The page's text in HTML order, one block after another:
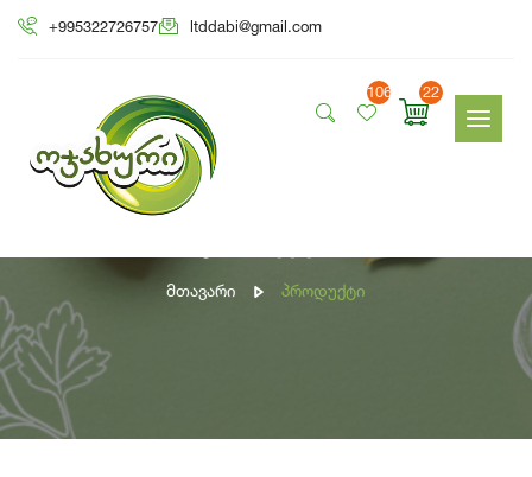
+995322726757 ltddabi@gmail.com
106 22
პროდუქტი
Მთავარი Პროდუქტი